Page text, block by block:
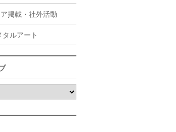
ア掲載・社外活動
タルアート